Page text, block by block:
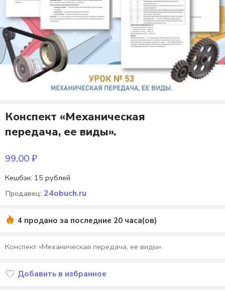
Конспект «Механическая
передача, ее виды».
99,00₽
Кешбэк: 15 рублей
Продавец: 24obuch.ru
4 продано за последние 20 часа(ов)
Конспект «Механическая передача, ее виды».
Добавить в избранное